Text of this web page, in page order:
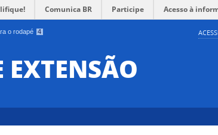
o rodapé 4
Comunica BR Participe Acesso à
EXTENSÃO